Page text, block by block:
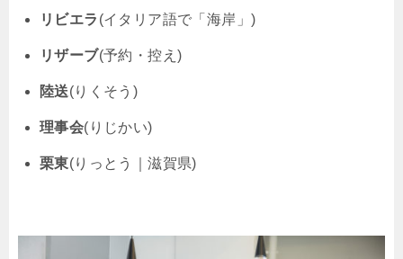
リビエラ (イタリア語で「海岸」)
リザーブ(予約・控え)
陸送(りくそう)
理事会(りじかい)
栗東(りっとう｜滋賀県)